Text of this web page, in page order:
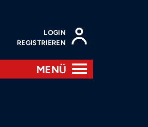
LOGIN
REGISTRIEREN
MENÜ